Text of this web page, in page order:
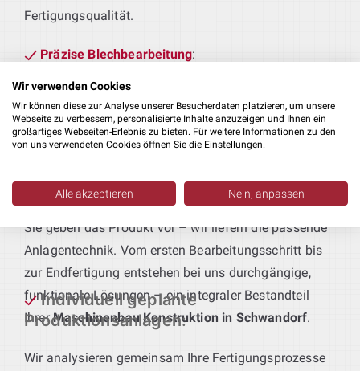
Fertigungsqualität.
Präzise Blechbearbeitung:
Rahmen – wir konstruieren Blechbauteile, die
passgenau an Ihre Fertigungsabläufe und
Qualitätsstandards angepasst sind.
Technik für maßgeschneiderte
Produktionsanlagen:
Sie geben das Produkt vor – wir liefern die passende
Anlagentechnik. Vom ersten Bearbeitungsschritt bis
zur Endfertigung entstehen bei uns durchgängige,
funktionale Lösungen – ein integraler Bestandteil
IhrerMaschinenbau Konstruktion in Schwandorf.
Individuell geplante
Produktionsanlagen:
Wir analysieren gemeinsam Ihre Fertigungsprozesse
Wir verwenden Cookies
Wir können diese zur Analyse unserer Besucherdaten platzieren, um unsere
Webseite zu verbessern, personalisierte Inhalte anzuzeigen und Ihnen ein
großartiges Webseiten-Erlebnis zu bieten. Für weitere Informationen zu den
von uns verwendeten Cookies öffnen Sie die Einstellungen.
Alle akzeptieren Nein, anpassen